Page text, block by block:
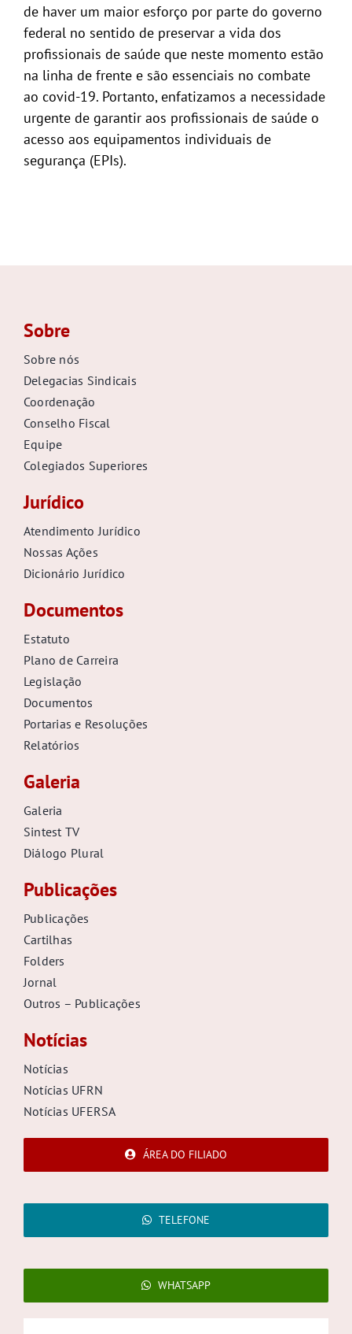
de haver um maior esforço por parte do governo
federal no sentido de preservar a vida dos
profissionais de saúde que neste momento estão
na linha de frente e são essenciais no combate
ao covid-19. Portanto, enfatizamos a necessidade
urgente de garantir aos profissionais de saúde o
acesso aos equipamentos individuais de
segurança (EPIs).
Sobre
Sobre nós
Delegacias Sindicais
Coordenação
Conselho Fiscal
Equipe
Colegiados Superiores
Jurídico
Atendimento Jurídico
Nossas Ações
Dicionário Jurídico
Documentos
Estatuto
Plano de Carreira
Legislação
Documentos
Portarias e Resoluções
Relatórios
Galeria
Galeria
Sintest TV
Diálogo Plural
Publicações
Publicações
Cartilhas
Folders
Jornal
Outros – Publicações
Notícias
Notícias
Notícias UFRN
Notícias UFERSA
ÁREA DO FILIADO
TELEFONE
WHATSAPP